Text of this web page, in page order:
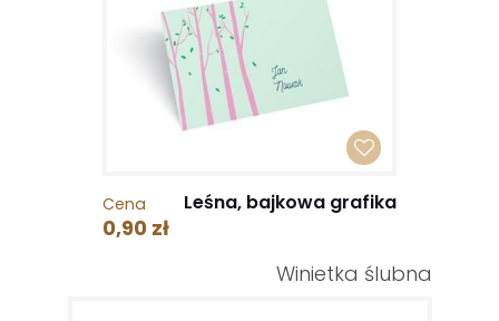
Cena
0,90 zł
Leśna, bajkowa grafika
Winietka ślubna